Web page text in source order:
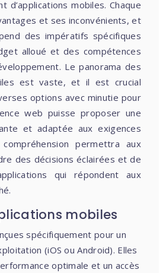
d’applications mobiles. Chaque
et ses inconvénients, et
des impératifs spécifiques
alloué et des compétences
Le panorama des
est vaste, et il est crucial
options avec minutie pour
web puisse proposer une
et adaptée aux exigences
permettra aux
des décisions éclairées et de
qui répondent aux
mobiles
spécifiquement pour un
(iOS ou Android). Elles
optimale et un accès